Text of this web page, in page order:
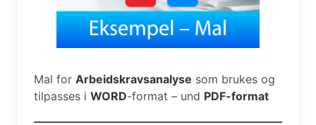
Mal for Arbeidskravsanalyse som brukes og
tilpasses i WORD-format – und PDF-format